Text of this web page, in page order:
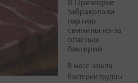
забраковали
партию
свинины из-за
опасных
бактерий
В мясе нашли
бактерии группы